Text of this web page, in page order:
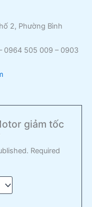
2, Phường Bình
0964 505 009 – 0903
giảm tốc
Required